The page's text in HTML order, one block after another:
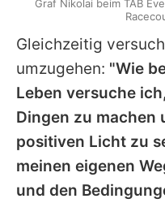
Gleichzeitig
umzugehen: "Wie
Leben versuche
Dingen zu machen
positiven Licht zu
meinen eigenen
und den
Graf Nikolai beim TAB